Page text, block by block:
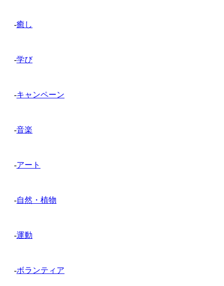
-癒し
-学び
-キャンペーン
-音楽
-アート
-自然・植物
-運動
-ボランティア